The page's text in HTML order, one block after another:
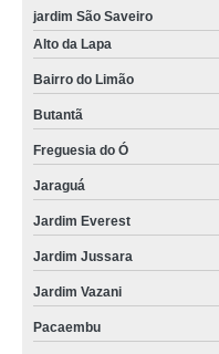
jardim São Saveiro
Alto da Lapa
Bairro do Limão
Butantã
Freguesia do Ó
Jaraguá
Jardim Everest
Jardim Jussara
Jardim Vazani
Pacaembu